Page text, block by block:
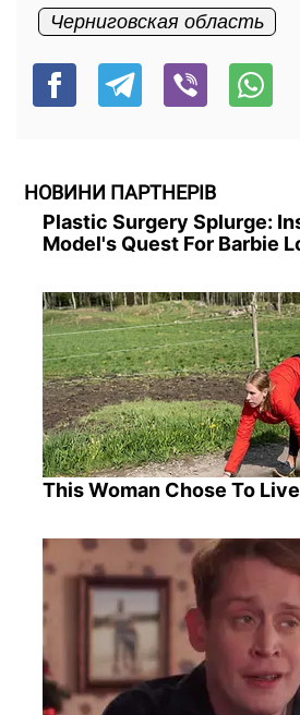
Черниговская область
НОВИНИ ПАРТНЕРІВ
Plastic Surgery Splurge:
Model's Quest For Barbie
This Woman Chose To